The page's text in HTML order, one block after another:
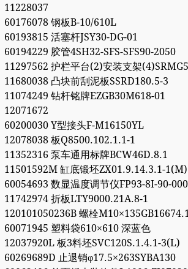
11228037
60176078 钢板B-10/610L
60193815 活塞杆JSY30-DG-01
60194229 胶管4SH32-SFS-SFS90-2050
11297562 护栏平台(2)安装支架
11680038 凸块前刮泥板SSRD180.5-3
11074249 钻杆铭牌EZGB30M618-01
12071672
60200030 Y型接头F-M16150YL
12078038 板Q8500.102.1.1-1
11352316 泵车通用标牌BCW46D.8.1
11501592M 缸底锻坯ZX01.9.14.3.1-1(M)
60054693 数显温度调节仪FP93-8I-90-
11742974 折板LTY9000.21A.8-1
120101050236B 螺栓
60071945 塑料袋610×610 深蓝色
12037920L 板3料坯SVC120S.1.4.1-3(L)
60269689D 止退销φ17.5×263SYBA130